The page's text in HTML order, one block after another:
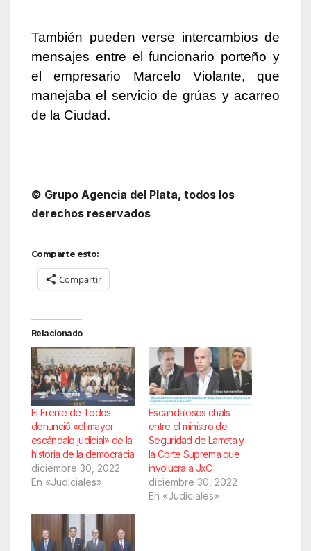
También pueden verse intercambios de
mensajes entre el funcionario porteño y
el empresario Marcelo Violante, que
manejaba el servicio de grúas y acarreo
de la Ciudad.
© Grupo Agencia del Plata, todos los
derechos reservados
Comparte esto:
Compartir
Relacionado
El Frente de Todos
denunció «el mayor
escándalo judicial» de la
historia de la democracia
diciembre 30, 2022
En «Judiciales»
Escandalosos chats
entre el ministro de
Seguridad de Larreta y
la Corte Suprema que
involucra a JxC
diciembre 30, 2022
En «Judiciales»